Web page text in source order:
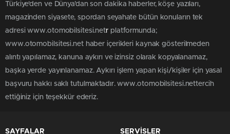
Türkiye'den ve Dünya’dan son dakika haberler, köşe yazıları,
magazinden siyasete, spordan seyahate bütün konuların tek
adresi www.otomobilsitesi.netr platformunda;
www.otomobilsitesi.net haber içerikleri kaynak gösterilmeden
alıntı yapılamaz, kanuna aykırı ve izinsiz olarak kopyalanamaz,
başka yerde yayınlanamaz. Aykırı işlem yapan kişi/kişiler için yasal
başvuru hakkı saklı tutulmaktadır. www.otomobilsitesi.nettercih
ettiğiniz için teşekkür ederiz.
SAYFALAR SERVİSLER